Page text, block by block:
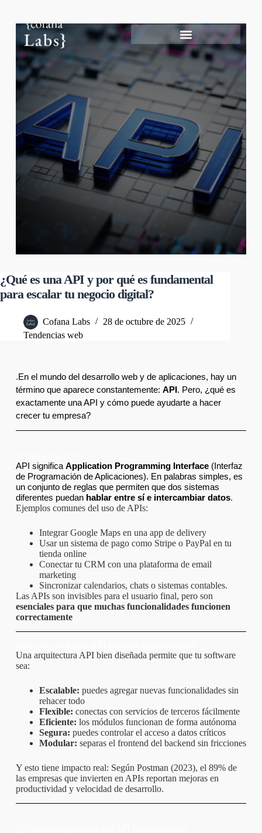
¿Qué es una API y por qué es fundamental
para escalar tu negocio digital?
Cofana Labs
28 de octubre de 2025
Tendencias web
.En el mundo del desarrollo web y de aplicaciones, hay un
término que aparece constantemente: API . Pero, ¿qué es
exactamente una API y cómo puede ayudarte a hacer
crecer tu empresa?
API significaApplication Programming Interface(Interfaz
de Programación de Aplicaciones). En palabras simples, es
un conjunto de reglas que permiten que dos sistemas
diferentes puedan hablar entre sí e intercambiar datos.
Ejemplos comunes del uso de APIs:
Integrar Google Maps en una app de delivery
Usar un sistema de pago como Stripe o PayPal en tu
tienda online
Conectar tu CRM con una plataforma de email
marketing
Sincronizar calendarios, chats o sistemas contables.
Las APIs son invisibles para el usuario final, pero son
esenciales para que muchas funcionalidades funcionen
correctamente
Una arquitectura API bien diseñada permite que tu software
sea:
Escalable: puedes agregar nuevas funcionalidades sin
rehacer todo
Flexible: conectas con servicios de terceros fácilmente
Eficiente: los módulos funcionan de forma autónoma
Segura: puedes controlar el acceso a datos críticos
Modular: separas el frontend del backend sin fricciones
Y esto tiene impacto real: Según Postman (2023), el 89% de
las empresas que invierten en APIs reportan mejoras en
productividad y velocidad de desarrollo.